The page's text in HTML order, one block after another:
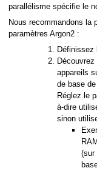
parallélisme spécifie le
Nous recommandons la
paramètres Argon2 :
Définissez
appareils
de base
Réglez le
à-dire
sinon
(sur